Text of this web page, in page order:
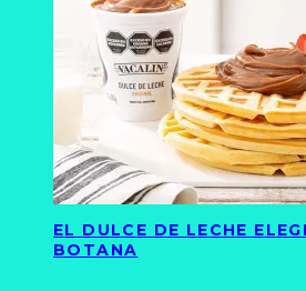
EL DULCE DE LECHE
BOTANA